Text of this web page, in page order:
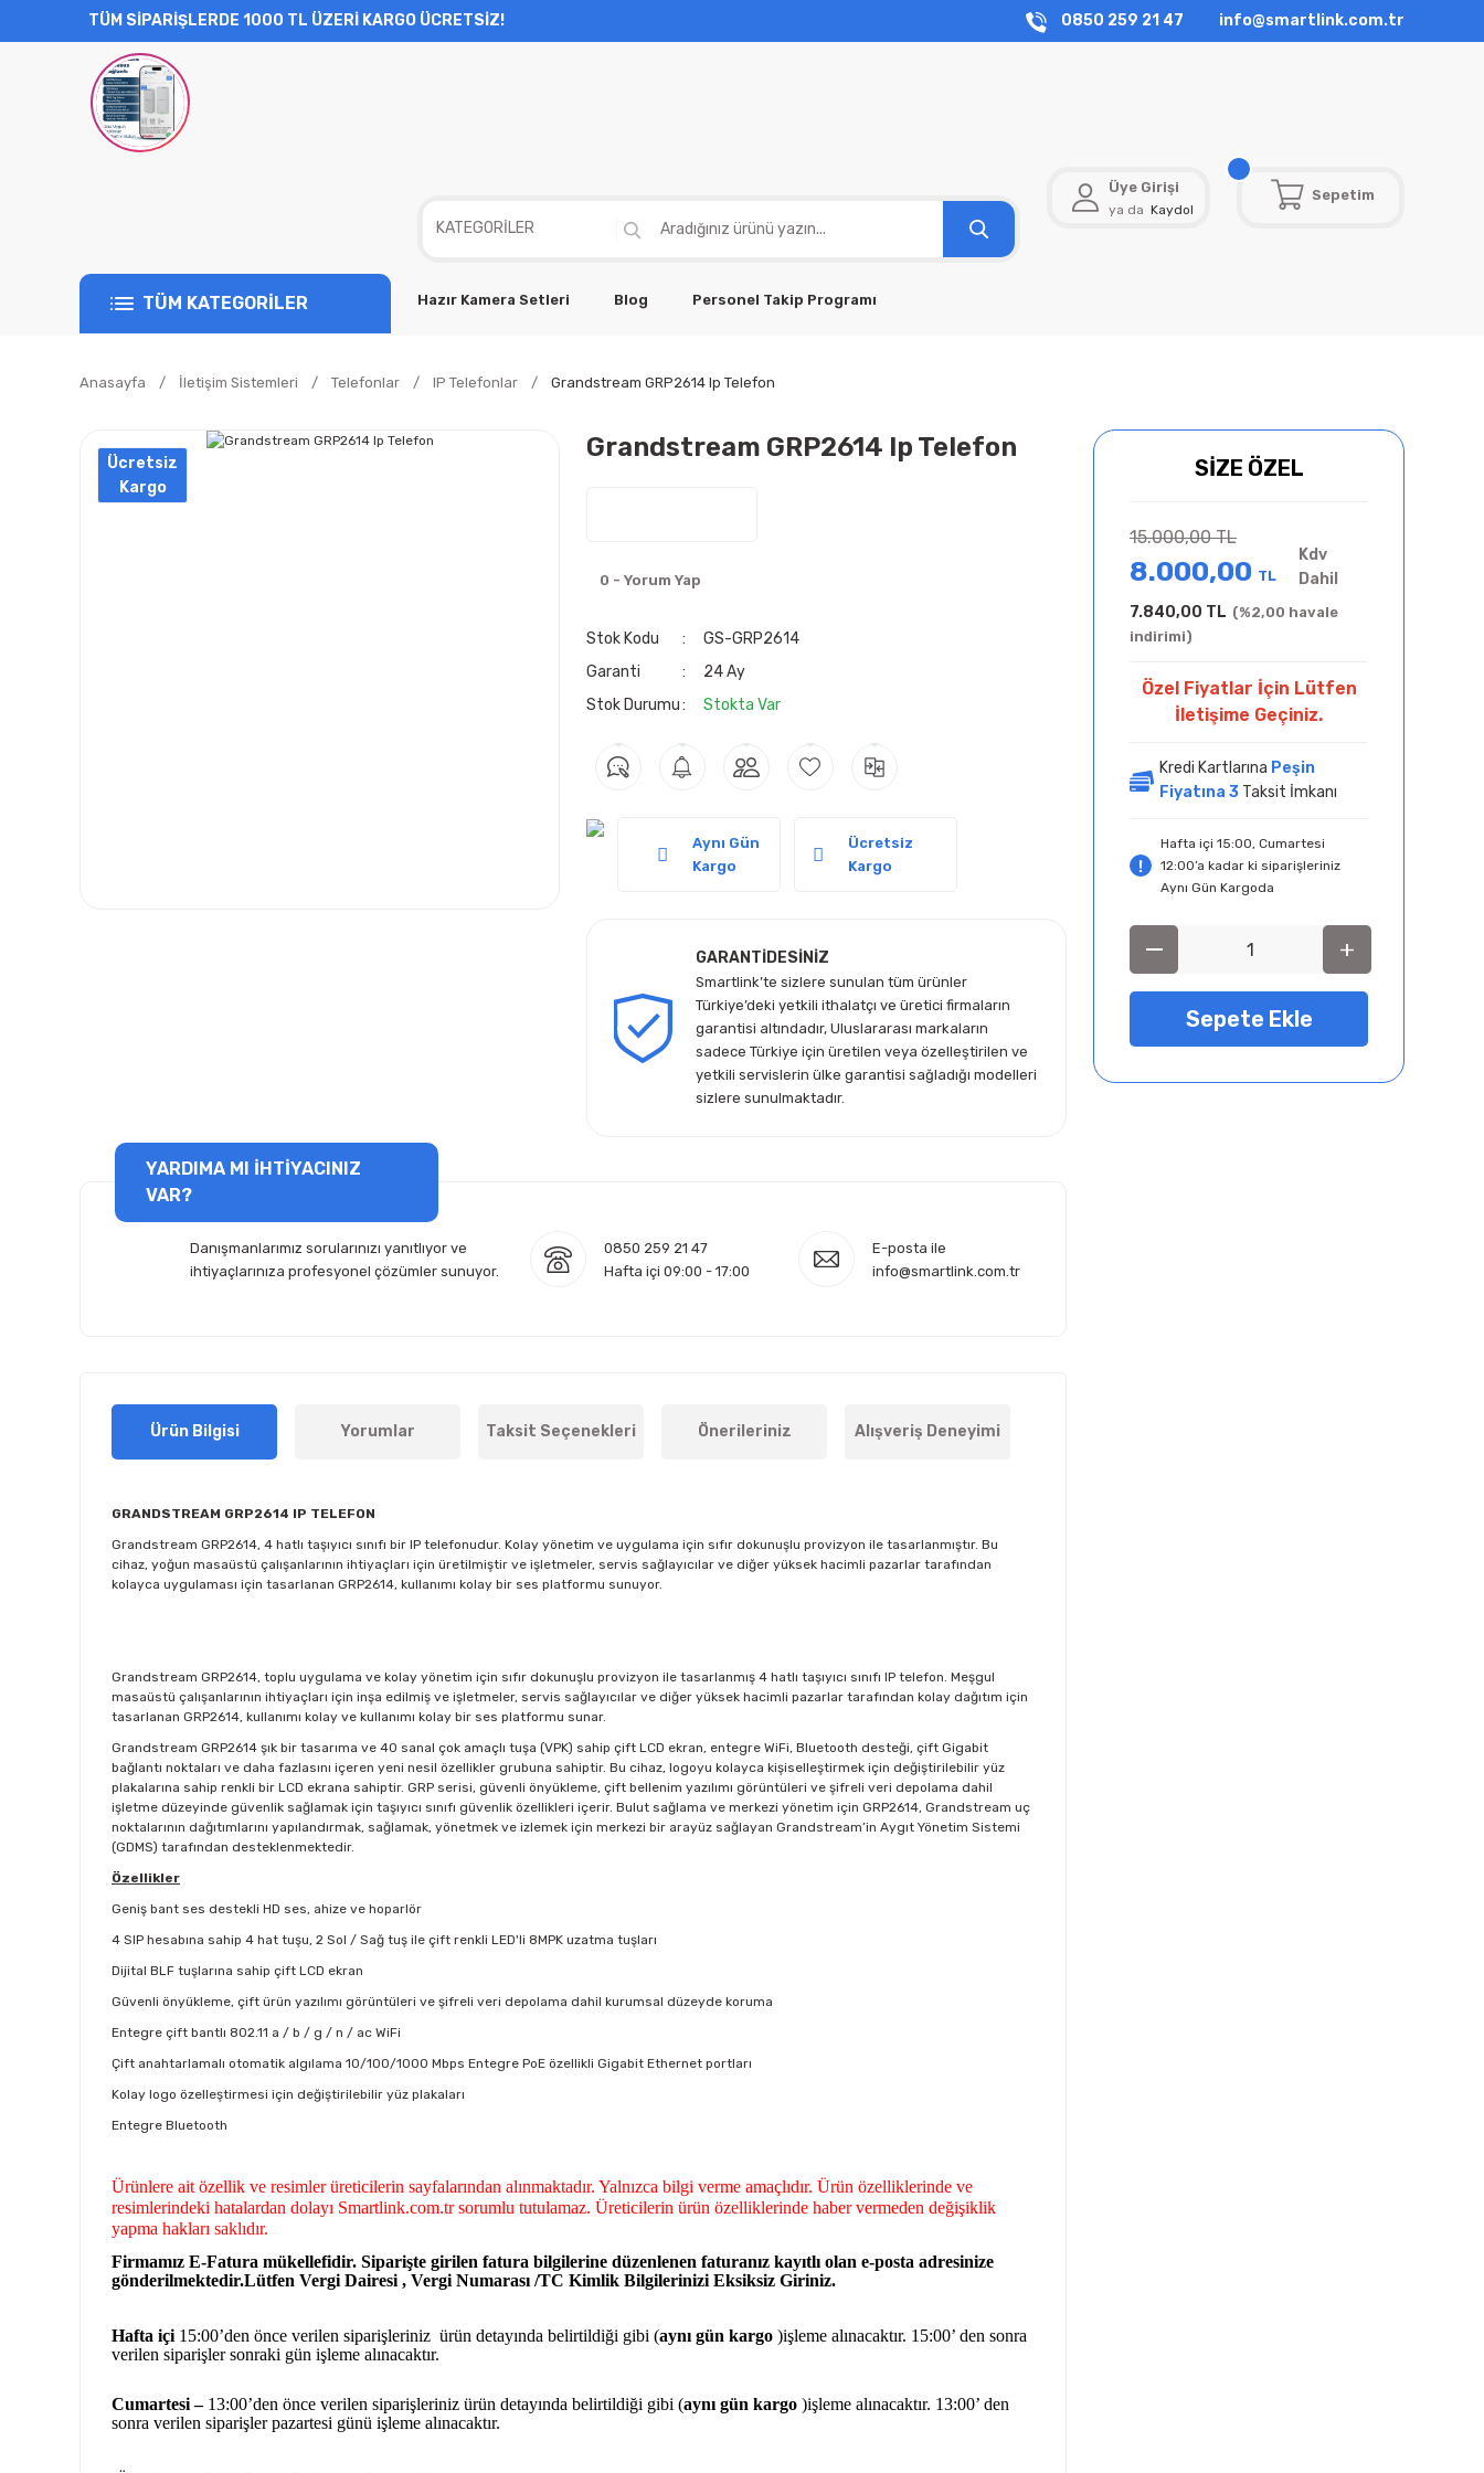
TÜM SİPARİŞLERDE 1000 TL ÜZERİ KARGO ÜCRETSİZ! 0850 259 21 47 info@smartlink.com.tr
TÜM KATEGORİLER Hazır Kamera Setleri Blog Personel Takip Programı
Üye Girişi
ya da Kaydol
Sepetim
Anasayfa İletişim Sistemleri Telefonlar IP Telefonlar Grandstream GRP2614 Ip Telefon
Ücretsiz
Kargo
Grandstream GRP2614 Ip Telefon
0 - Yorum Yap
Stok Kodu
GS-GRP2614
Garanti
24 Ay
Stok Durumu
Stokta Var
Aynı Gün
Kargo
Ücretsiz
Kargo
GARANTİDESİNİZ
Smartlink’te sizlere sunulan tüm ürünler
Türkiye’deki yetkili ithalatçı ve üretici firmaların
garantisi altındadır, Uluslararası markaların
sadece Türkiye için üretilen veya özelleştirilen ve
yetkili servislerin ülke garantisi sağladığı modelleri
sizlere sunulmaktadır.
YARDIMA MI İHTİYACINIZ
VAR?
Danışmanlarımız sorularınızı yanıtlıyor ve
ihtiyaçlarınıza profesyonel çözümler sunuyor.
0850 259 21 47
Hafta içi 09:00 - 17:00
E-posta ile
info@smartlink.com.tr
Ürün Bilgisi Yorumlar Taksit Seçenekleri Önerileriniz Alışveriş Deneyimi
GRANDSTREAM GRP2614 IP TELEFON
Grandstream GRP2614, 4 hatlı taşıyıcı sınıfı bir IP telefonudur. Kolay yönetim ve uygulama için sıfır dokunuşlu provizyon ile tasarlanmıştır. Bu
cihaz, yoğun masaüstü çalışanlarının ihtiyaçları için üretilmiştir ve işletmeler, servis sağlayıcılar ve diğer yüksek hacimli pazarlar tarafından
kolayca uygulaması için tasarlanan GRP2614, kullanımı kolay bir ses platformu sunuyor.
Grandstream GRP2614, toplu uygulama ve kolay yönetim için sıfır dokunuşlu provizyon ile tasarlanmış 4 hatlı taşıyıcı sınıfı IP telefon. Meşgul
masaüstü çalışanlarının ihtiyaçları için inşa edilmiş ve işletmeler, servis sağlayıcılar ve diğer yüksek hacimli pazarlar tarafından kolay dağıtım için
tasarlanan GRP2614, kullanımı kolay ve kullanımı kolay bir ses platformu sunar.
Grandstream GRP2614 şık bir tasarıma ve 40 sanal çok amaçlı tuşa (VPK) sahip çift LCD ekran, entegre WiFi, Bluetooth desteği, çift Gigabit
bağlantı noktaları ve daha fazlasını içeren yeni nesil özellikler grubuna sahiptir. Bu cihaz, logoyu kolayca kişiselleştirmek için değiştirilebilir yüz
plakalarına sahip renkli bir LCD ekrana sahiptir. GRP serisi, güvenli önyükleme, çift bellenim yazılımı görüntüleri ve şifreli veri depolama dahil
işletme düzeyinde güvenlik sağlamak için taşıyıcı sınıfı güvenlik özellikleri içerir. Bulut sağlama ve merkezi yönetim için GRP2614, Grandstream uç
noktalarının dağıtımlarını yapılandırmak, sağlamak, yönetmek ve izlemek için merkezi bir arayüz sağlayan Grandstream’in Aygıt Yönetim Sistemi
(GDMS) tarafından desteklenmektedir.
Özellikler
Geniş bant ses destekli HD ses, ahize ve hoparlör
4 SIP hesabına sahip 4 hat tuşu, 2 Sol / Sağ tuş ile çift renkli LED'li 8MPK uzatma tuşları
Dijital BLF tuşlarına sahip çift LCD ekran
Güvenli önyükleme, çift ürün yazılımı görüntüleri ve şifreli veri depolama dahil kurumsal düzeyde koruma
Entegre çift bantlı 802.11 a / b / g / n / ac WiFi
Çift anahtarlamalı otomatik algılama 10/100/1000 Mbps Entegre PoE özellikli Gigabit Ethernet portları
Kolay logo özelleştirmesi için değiştirilebilir yüz plakaları
Entegre Bluetooth
Ürünlere ait özellik ve resimler üreticilerin sayfalarından alınmaktadır. Yalnızca bilgi verme amaçlıdır. Ürün özelliklerinde ve
resimlerindeki hatalardan dolayı Smartlink.com.tr sorumlu tutulamaz. Üreticilerin ürün özelliklerinde haber vermeden değişiklik
yapma hakları saklıdır.
Firmamız E-Fatura mükellefidir. Siparişte girilen fatura bilgilerine düzenlenen faturanız kayıtlı olan e-posta adresinize
gönderilmektedir.Lütfen Vergi Dairesi , Vergi Numarası /TC Kimlik Bilgilerinizi Eksiksiz Giriniz.
Hafta içi 15:00’den önce verilen siparişleriniz ürün detayında belirtildiği gibi (aynı gün kargo )işleme alınacaktır. 15:00’ den sonra
verilen siparişler sonraki gün işleme alınacaktır.
Cumartesi – 13:00’den önce verilen siparişleriniz ürün detayında belirtildiği gibi (aynı gün kargo )işleme alınacaktır. 13:00’ den
sonra verilen siparişler pazartesi günü işleme alınacaktır.
SİZE ÖZEL
15.000,00 TL
8.000,00 TL
Kdv
Dahil
7.840,00 TL (%2,00 havale
indirimi)
Özel Fiyatlar İçin Lütfen
İletişime Geçiniz.
Kredi Kartlarına Peşin
Fiyatına 3 Taksit İmkanı
Hafta içi 15:00, Cumartesi
12:00’a kadar ki siparişleriniz
Aynı Gün Kargoda
Sepete Ekle